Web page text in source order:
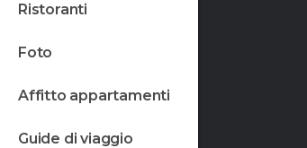
ristoranti
foto
affitto appartamenti
guide di viaggio